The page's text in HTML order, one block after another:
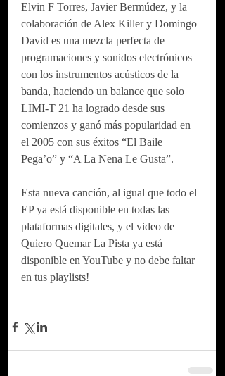
Elvin F Torres, Javier Bermúdez, y la
colaboración de Alex Killer y Domingo
David es una mezcla perfecta de
programaciones y sonidos electrónicos
con los instrumentos acústicos de la
banda, haciendo un balance que solo
LIMI-T 21 ha logrado desde sus
comienzos y ganó más popularidad en
el 2005 con sus éxitos “El Baile
Pega’o” y “A La Nena Le Gusta”.
Esta nueva canción, al igual que todo el
EP ya está disponible en todas las
plataformas digitales, y el video de
Quiero Quemar La Pista ya está
disponible en YouTube y no debe faltar
en tus playlists!